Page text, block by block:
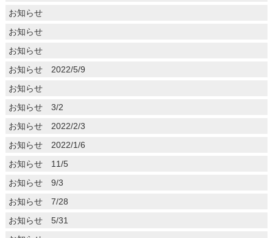
お知らせ
お知らせ
お知らせ
お知らせ 2022/5/9
お知らせ
お知らせ 3/2
お知らせ 2022/2/3
お知らせ 2022/1/6
お知らせ 11/5
お知らせ 9/3
お知らせ 7/28
お知らせ 5/31